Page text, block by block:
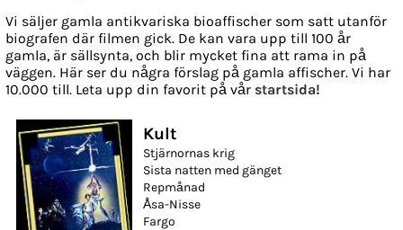
Vi säljer gamla antikvariska bioaffischer som satt utanför
biografen där filmen gick. De kan vara upp till 100 år
gamla, är sällsynta, och blir mycket fina att rama in på
väggen. Här ser du några förslag på gamla affischer. Vi har
10.000 till. Leta upp din favorit på vår startsida!
Kult
Stjärnornas krig
Sista natten med gänget
Repmånad
Åsa-Nisse
Fargo